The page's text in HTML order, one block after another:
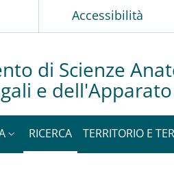
Accessibilità
di Scienze
e
RICERCA TERRITORIO E